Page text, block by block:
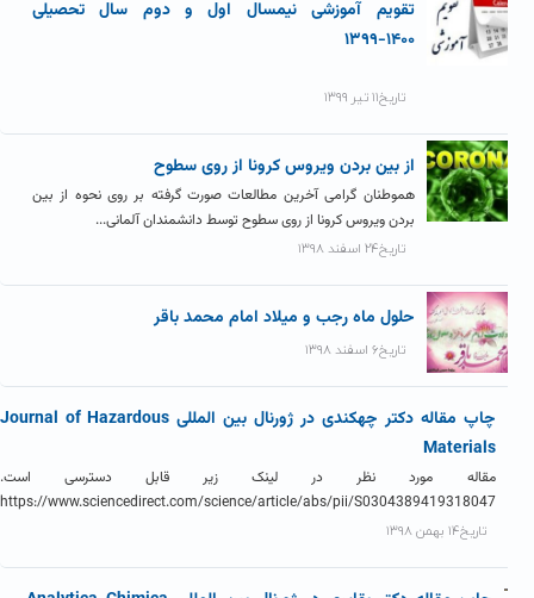
تقویم آموزشی نیمسال اول و دوم سال تحصیلی
۱۴۰۰-۱۳۹۹
تاریخ۱۱ تیر ۱۳۹۹
از بین بردن ویروس کرونا از روی سطوح
هموطنان گرامی آخرین مطالعات صورت گرفته بر روی نحوه از بین
بردن ویروس کرونا از روی سطوح توسط دانشمندان آلمانی...
تاریخ۲۴ اسفند ۱۳۹۸
حلول ماه رجب و میلاد امام محمد باقر
تاریخ۶ اسفند ۱۳۹۸
چاپ مقاله دکتر چهکندی در ژورنال بین المللی Journal of Hazardous
Materials
مقاله مورد نظر در لینک زیر قابل دسترسی است.
https://www.sciencedirect.com/science/article/abs/pii/S0304389419318047
تاریخ۱۴ بهمن ۱۳۹۸